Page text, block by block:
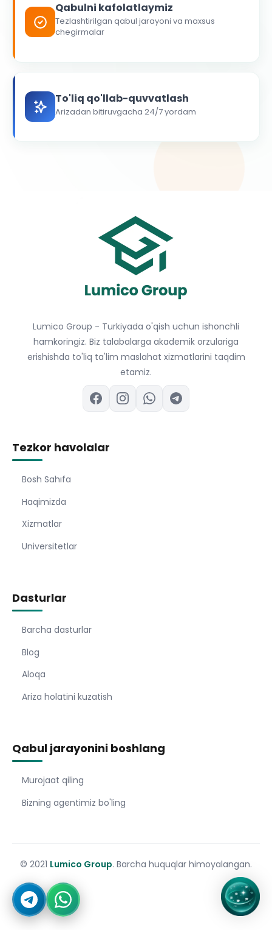
Qabulni kafolatlaymiz
Tezlashtirilgan qabul jarayoni va maxsus
chegirmalar
To'liq qo'llab-quvvatlash
Arizadan bitiruvgacha 24/7 yordam
Lumico Group - Turkiyada o'qish uchun ishonchli
hamkoringiz. Biz talabalarga akademik orzulariga
erishishda to'liq ta'lim maslahat xizmatlarini taqdim
etamiz.
Tezkor havolalar
Bosh Sahıfa
Haqimizda
Xizmatlar
Universitetlar
Dasturlar
Barcha dasturlar
Blog
Aloqa
Ariza holatini kuzatish
Qabul jarayonini boshlang
Murojaat qiling
Bizning agentimiz bo'ling
© 2021 Lumico Group. Barcha huquqlar himoyalangan.